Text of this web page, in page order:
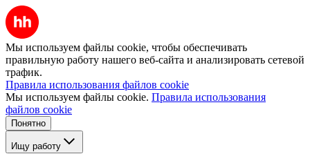
Мы используем файлы cookie, чтобы обеспечивать
правильную работу нашего веб-сайта и анализировать сетевой
трафик.
Правила использования файлов cookie
Мы используем файлы cookie. Правила использования
файлов cookie
Понятно
Ищу работу